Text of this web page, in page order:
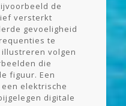
de
versterkt
gevoeligheid
te
illustreren volgen
die
figuur. Een
elektrische
digitale